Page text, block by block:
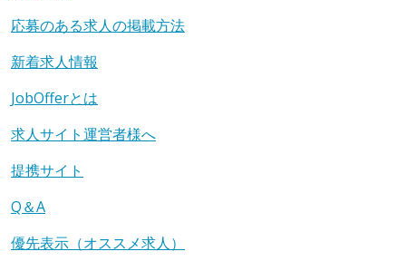
応募のある求人の掲載方法
新着求人情報
JobOfferとは
求人サイト運営者様へ
提携サイト
Q＆A
優先表示（オススメ求人）